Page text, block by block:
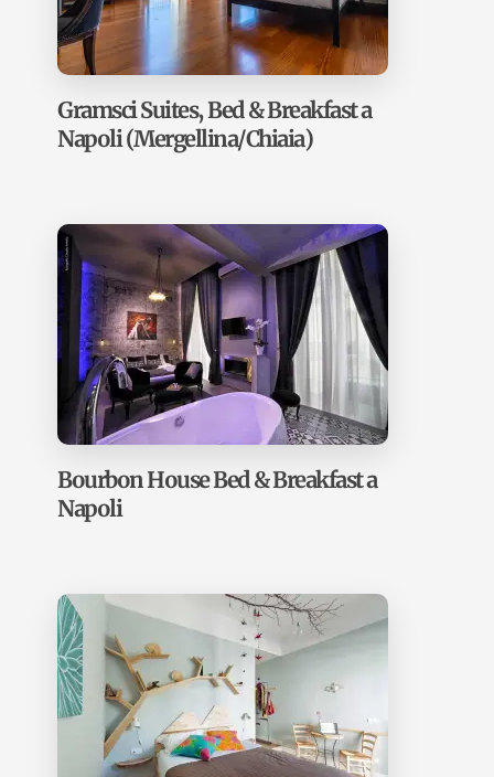
Gramsci Suites, Bed & Breakfast a
Napoli (Mergellina/Chiaia)
Bourbon House Bed & Breakfast a
Napoli